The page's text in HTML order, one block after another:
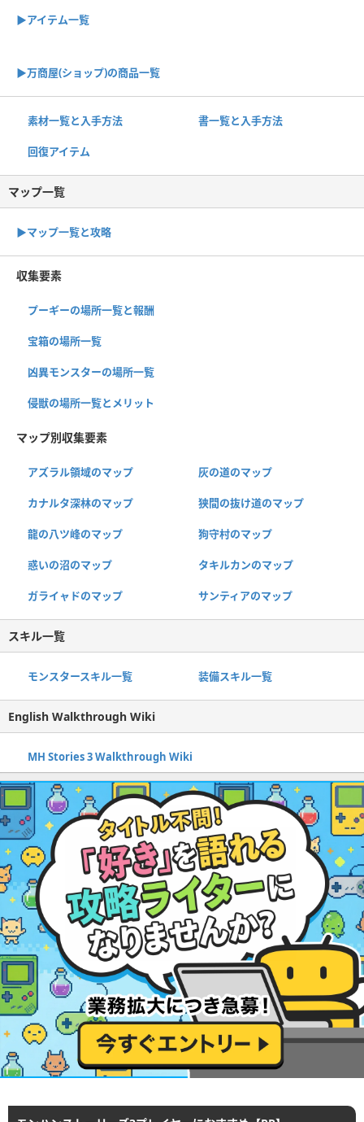
▶アイテム一覧
▶︎万商屋(ショップ)の商品一覧
素材一覧と入手方法 書一覧と入手方法
回復アイテム
マップ一覧
▶︎マップ一覧と攻略
収集要素
プーギーの場所一覧と報酬
宝箱の場所一覧
凶異モンスターの場所一覧
侵獣の場所一覧とメリット
マップ別収集要素
アズラル領域のマップ 灰の道のマップ
カナルタ深林のマップ 狭間の抜け道のマップ
龍の八ツ峰のマップ 狗守村のマップ
惑いの沼のマップ タキルカンのマップ
ガライャドのマップ サンティアのマップ
スキル一覧
モンスタースキル一覧 装備スキル一覧
English Walkthrough Wiki
MH Stories 3 Walkthrough Wiki